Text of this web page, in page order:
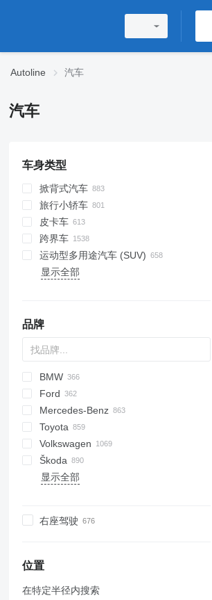
Autoline 汽车
汽车
车身类型
掀背式汽车
旅行小轿车
皮卡车
跨界车
运动型多用途汽车 (SUV)
显示全部
品牌
6C-series
159
166
Giulietta
Stelvio
A-series
Q-series
RS
S-series
TT
BMW
1-Series
2-Series
3-Series
4-Series
5-Series
6-Series
M-Series
Seal
Bentayga
Continental
Eight
MK VI
Turbo
ATS
Escalade
Fleetwood
Seville
Alsvin
CS
UNI-K
UNI-T
X-series
Tiggo
C-series
Captiva
Corvette
Cruze
Silverado
Tahoe
Berlingo
C-series
HY
Jumper
Jumpy
Relay
Ateca
Formentor
Leon
Terramar
DS
Dokker
Duster
Jogger
Lodgy
Logan
Sandero
Challenger
Charger
Durango
Ram
300-series
500-series
500
Doblo
Ducato
Fullback
Palio
Panda
Tipo
Ford
C-MAX
Courier
Edge
Escort
Explorer
Focus
L-series
Tunland
Azkarra
Okavango
Tugella
CR-V
CR-X
Civic
Fit
HR-V
Accent
Creta
Getz
H-series
Ioniq
Tucson
Daily
Massif
Bighorn
D-Max
NPR
Wizard
Vigus
E-Pace
F-Pace
F-Type
I-Pace
S-Type
XF
Commander
Compass
Gladiator
Grand Cherokee
Renegade
Carnival
Ceed
Niro
Optima
Picanto
Sonet
Stonic
Gallardo
Urus
Defender
Discovery
Freelander
Range Rover
IS
LX
NX
RX
UX
Aviator
Continental
Corsair
Nautilus
Navigator
TGE
TD
TF
ZS
Deliver
T-series
eDeliver
2
3
5
6
BT
MX
Mercedes-Benz
A-Class
C-Class
CL-Class
CLA-Class
EQA
GL-Class
Clubman
Cooper
Countryman
John Cooper Works
ASX
D-series
Eclipse
Jeep
Outlander
eK
Fairlady Z
Frontier
Juke
Leaf
NP
Patrol
Antara
Astra
Combo
Corsa
Insignia
Vectra
208
301
307
308
2008
Boxer
911
928
Boxster
Cayenne
Taycan
Captur
Clio
Duster
Espace
Laguna
Scenic
Alhambra
Altea
Ateca
Ibiza
Toledo
Forfour
Fortwo
Korando
Rexton
Rodius
Tivoli
Brat
Forester
Impreza
Levorg
Alto
Baleno
Celerio
Dzire
Jimny
Swift
Model
Toyota
Allion
Alphard
Auris
C-HR
Hiace
Combo
Corsa
Victor
Volkswagen
Amarok
Arteon
Caddy
ID
B-series
C
V60
Yoyo
Škoda
Enyaq
Karoq
Roomster
显示全部
右座驾驶
位置
在特定半径内搜索